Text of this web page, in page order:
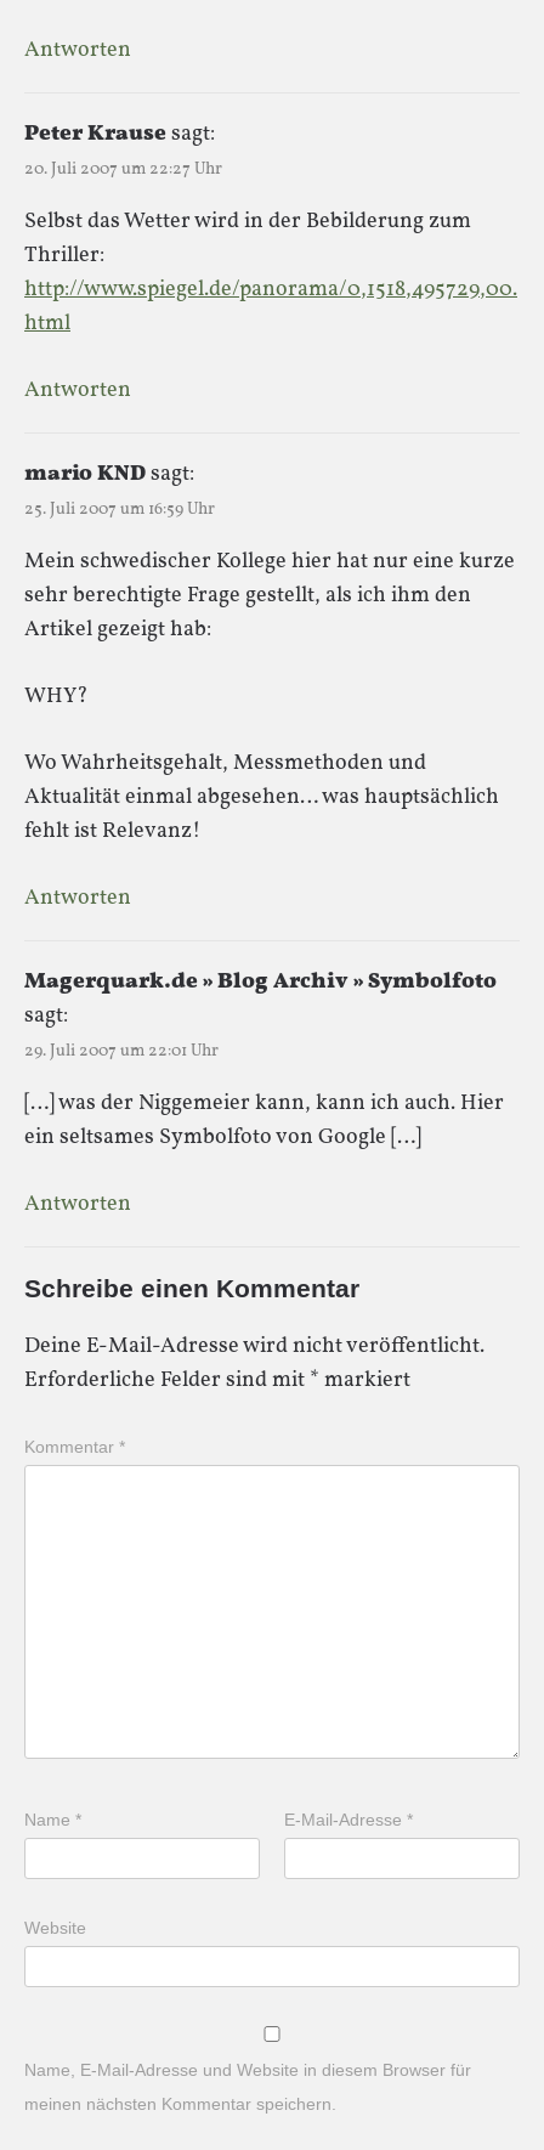
Antworten
Peter Krausesagt:
20. Juli 2007 um 22:27 Uhr
Selbst das Wetter wird in der Bebilderung zum
Thriller:
http://www.spiegel.de/panorama/0,1518,495729,00.
html
Antworten
mario KNDsagt:
25. Juli 2007 um 16:59 Uhr
Mein schwedischer Kollege hier hat nur eine kurze
sehr berechtigte Frage gestellt, als ich ihm den
Artikel gezeigt hab:
WHY?
Wo Wahrheitsgehalt, Messmethoden und
Aktualität einmal abgesehen… was hauptsächlich
fehlt ist Relevanz!
Antworten
Magerquark.de » Blog Archiv » Symbolfoto
sagt:
29. Juli 2007 um 22:01 Uhr
[…] was der Niggemeier kann, kann ich auch. Hier
ein seltsames Symbolfoto von Google […]
Antworten
Schreibe einen Kommentar
Deine E-Mail-Adresse wird nicht veröffentlicht.
Erforderliche Felder sind mit * markiert
Kommentar *
Name * E-Mail-Adresse*
Website
Name, E-Mail-Adresse und Website in diesem Browser für
meinen nächsten Kommentar speichern.